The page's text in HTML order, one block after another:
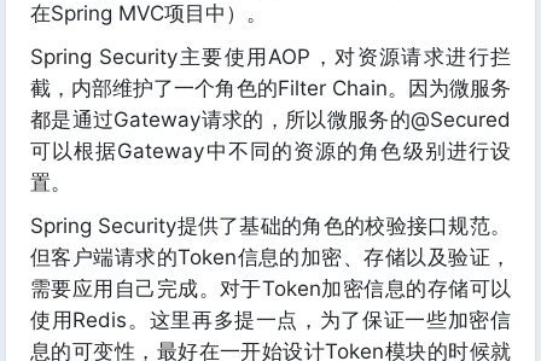
在Spring MVC项目中）。
Spring Security主要使用AOP，对资源请求进行拦
截，内部维护了一个角色的Filter Chain。因为微服务
都是通过Gateway请求的，所以微服务的@Secured
可以根据Gateway中不同的资源的角色级别进行设
置。
Spring Security提供了基础的角色的校验接口规范。
但客户端请求的Token信息的加密、存储以及验证，
需要应用自己完成。对于Token加密信息的存储可以
使用Redis。这里再多提一点，为了保证一些加密信
息的可变性，最好在一开始设计Token模块的时候就